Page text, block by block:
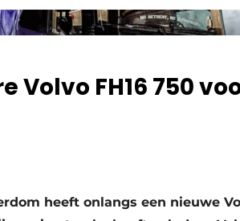
FH16 750
heeft onlangs een nieuwe